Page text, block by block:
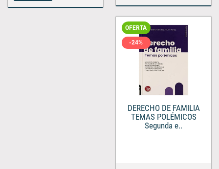
OFERTA
-24%
DERECHO DE FAMILIA
TEMAS POLÉMICOS
Segunda e..